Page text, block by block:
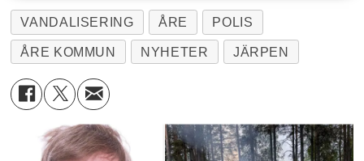
VANDALISERING ÅRE POLIS
ÅRE KOMMUN NYHETER JÄRPEN